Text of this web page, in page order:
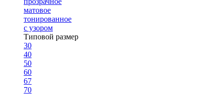
матовое
тонированное
с узором
Типовой размер
30
40
50
60
67
70